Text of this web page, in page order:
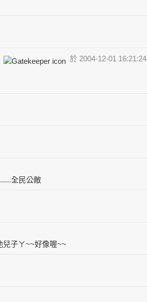
於 2004-12-01 16:21:24
全民公敵
兒子ㄚ~~好像喔~~